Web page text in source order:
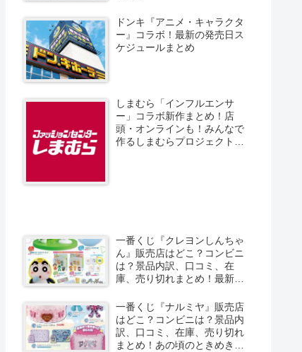
ドンキ『アニメ・キャラクタ
ー』コラボ！最新の発売日ス
ケジュールまとめ
しまむら「インフルエンサ
ー」コラボ新作まとめ！店
頭・オンラインも！みんなで
作るしまむらプロジェクト！
一番くじ『クレヨンしんちゃ
ん』販売店はどこ？コンビニ
は？景品内訳、口コミ、在
庫、売り切れまとめ！最新は
2026/8/8より新発売！
一番くじ『ナルミヤ』販売店
はどこ？コンビニは？景品内
訳、口コミ、在庫、売り切れ
まとめ！あの頃のときめきメ